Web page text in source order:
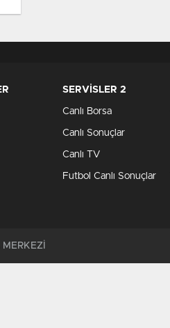
SERVİSLER 2
Canlı Borsa
Canlı Sonuçlar
Canlı TV
Futbol Canlı Sonuçlar